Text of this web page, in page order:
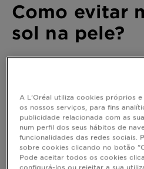
Como evitar
sol na pele?
Última atualização abril 09,
Sempre que te expões ao
da pele.
Para evitares manchas e
nossos conselhos para
A L'Oréal utiliza cookies próprios
os nossos serviços, para fins
publicidade relacionada com as
num perfil dos seus hábitos de
funcionalidades das redes sociais.
sobre cookies clicando no botão
Pode aceitar todos os cookies
configurá-los ou rejeitar a sua